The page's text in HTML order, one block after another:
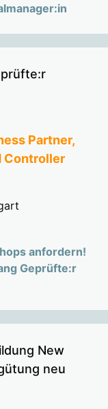
Partner,
Controller
anfordern!
Geprüfte:r
New
neu